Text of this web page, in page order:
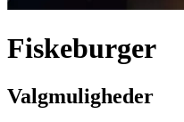
Fiskeburger
Valgmuligheder